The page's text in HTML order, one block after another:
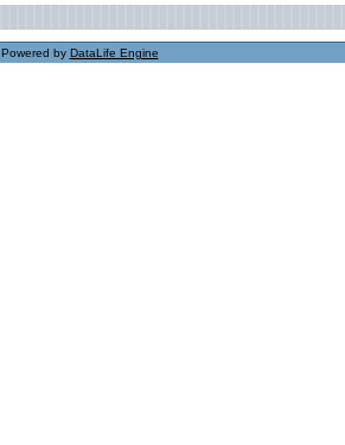
Powered by DataLife Engine